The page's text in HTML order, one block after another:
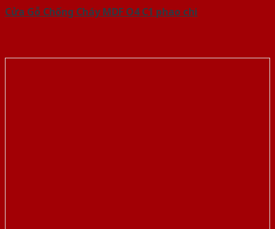
Cửa Gỗ Chống Cháy MDF O4 C1 phao chi